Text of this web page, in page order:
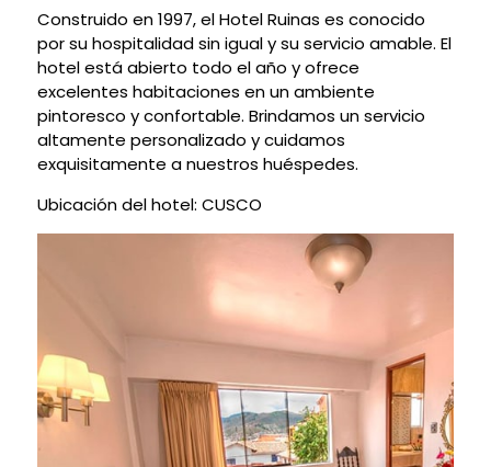
Construido en 1997, el Hotel Ruinas es conocido
por su hospitalidad sin igual y su servicio amable. El
hotel está abierto todo el año y ofrece
excelentes habitaciones en un ambiente
pintoresco y confortable. Brindamos un servicio
altamente personalizado y cuidamos
exquisitamente a nuestros huéspedes.
Ubicación del hotel: CUSCO